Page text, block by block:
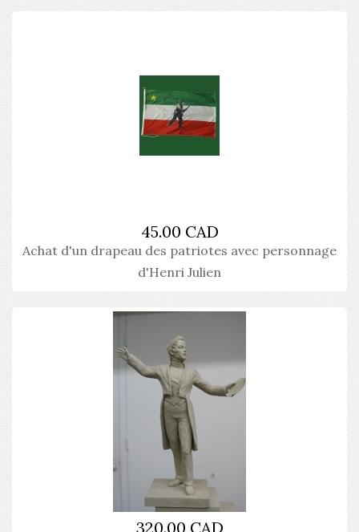
45.00 CAD
Achat d'un drapeau des patriotes avec personnage
d'Henri Julien
320.00 CAD